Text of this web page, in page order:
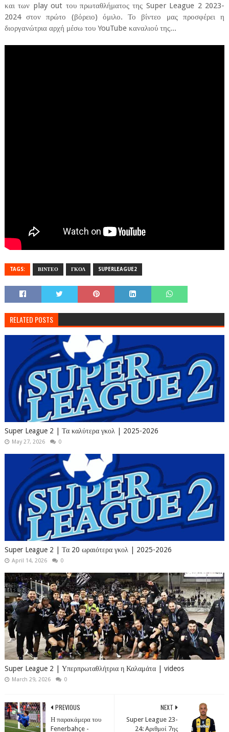
και των play out του πρωταθλήματος της Super League 2 2023-
2024 στον πρώτο (βόρειο) όμιλο. Το βίντεο μας προσφέρει η
διοργανώτρια αρχή μέσω του YouTube καναλιού της...
TAGS: ΒΙΝΤΕΟ ΓΚΟΛ SUPERLEAGUE2
RELATED POSTS
Super League 2 | Τα καλύτερα γκολ | 2025-2026
May 27, 2026 0
Super League 2 | Τα 20 ωραιότερα γκολ | 2025-2026
April 14, 2026 0
Super League 2 | Υπερπρωταθλήτρια η Καλαμάτα | videos
March 29, 2026 0
NEXT
Super League 23-
24: Aριθμοί 7ης
PREVIOUS
Η παρακάμερα του
Fenerbahçe -